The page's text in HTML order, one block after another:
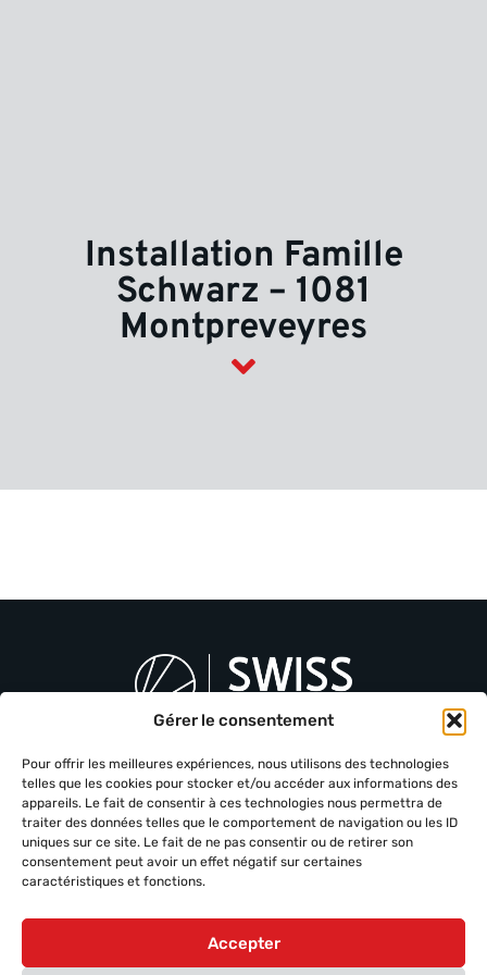
Gérer le consentement
Pour offrir les meilleures expériences, nous utilisons des technologies
telles que les cookies pour stocker et/ou accéder aux informations des
appareils. Le fait de consentir à ces technologies nous permettra de
traiter des données telles que le comportement de navigation ou les ID
uniques sur ce site. Le fait de ne pas consentir ou de retirer son
consentement peut avoir un effet négatif sur certaines
caractéristiques et fonctions.
Accepter
Installation Famille
Schwarz – 1081
Montpreveyres
Swiss Photovoltaïque est partenaire de votre transition
avenir responsable et rentable.
Autres pages
Accueil
Services
À propos